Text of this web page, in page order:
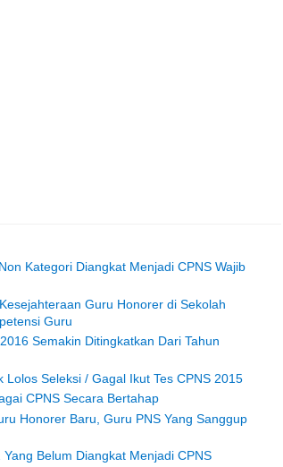
Kategori Diangkat Menjadi CPNS Wajib
Guru Honorer di Sekolah
Guru
Semakin Ditingkatkan Dari Tahun
Seleksi / Gagal Ikut Tes CPNS 2015
CPNS Secara Bertahap
Honorer Baru, Guru PNS Yang Sanggup
Belum Diangkat Menjadi CPNS